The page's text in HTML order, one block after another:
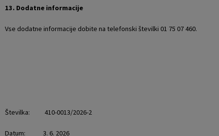
13. Dodatne informacije
Vse dodatne informacije dobite na telefonski številki 01 75 07 460.
Številka: 410-0013/2026-2
Datum: 3. 6. 2026